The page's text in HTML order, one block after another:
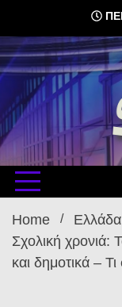
content
δωρεάν
Home
Ελλάδα
Σχολική χρονιά:
και δημοτικά –